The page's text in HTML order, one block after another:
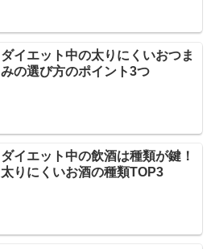
ダイエット中の太りにくいおつま
みの選び方のポイント3つ
ダイエット中の飲酒は種類が鍵！
太りにくいお酒の種類TOP3